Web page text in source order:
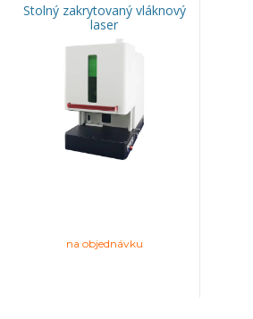
Stolný zakrytovaný vláknový
laser
na objednávku